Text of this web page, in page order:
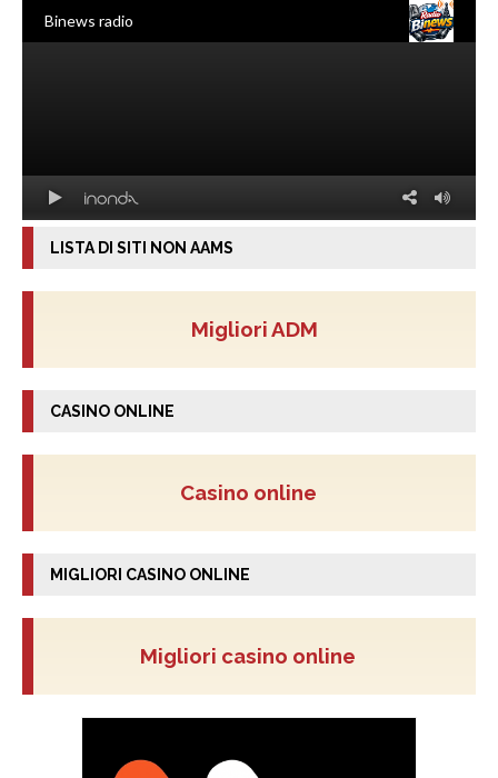
LISTA DI SITI NON AAMS
Migliori ADM
CASINO ONLINE
Casino online
MIGLIORI CASINO ONLINE
Migliori casino online